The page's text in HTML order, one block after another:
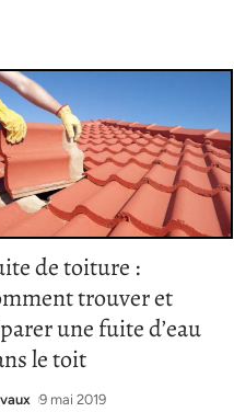
de toiture :
trouver et
une fuite d’eau
le toit
9 mai 2019